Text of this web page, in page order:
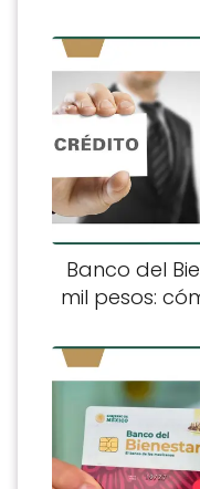
Banco del
mil pesos: